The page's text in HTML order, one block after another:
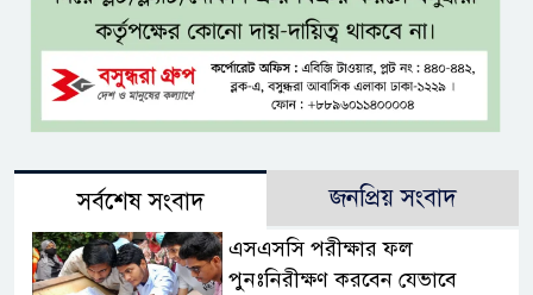
সর্বশেষ সংবাদ জনপ্রিয় সংবাদ
এসএসসি পরীক্ষার ফল
পুনঃনিরীক্ষণ করবেন যেভাবে